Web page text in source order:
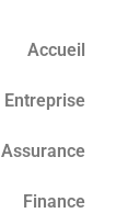
Accueil
Entreprise
Assurance
Finance